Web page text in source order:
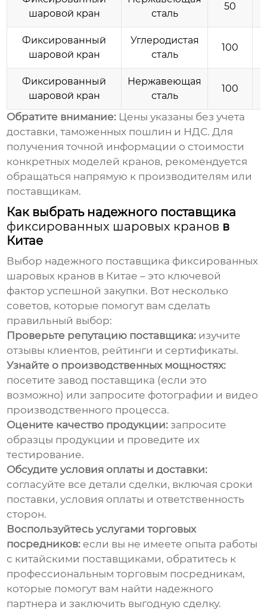
шаровой кран
сталь
50
Фиксированный
шаровой кран
Углеродистая
сталь
100
Фиксированный
шаровой кран
Нержавеющая
сталь
100
Обратите внимание: Цены указаны без учета
доставки, таможенных пошлин и НДС. Для
получения точной информации о стоимости
конкретных моделей кранов, рекомендуется
обращаться напрямую к производителям или
поставщикам.
Как выбрать надежного поставщика
фиксированных шаровых кранов в
Китае
Выбор надежного поставщика фиксированных
шаровых кранов в Китае – это ключевой
фактор успешной закупки. Вот несколько
советов, которые помогут вам сделать
правильный выбор:
Проверьте репутацию поставщика: изучите
отзывы клиентов, рейтинги и сертификаты.
Узнайте о производственных мощностях:
посетите завод поставщика (если это
возможно) или запросите фотографии и видео
производственного процесса.
Оцените качество продукции: запросите
образцы продукции и проведите их
тестирование.
Обсудите условия оплаты и доставки:
согласуйте все детали сделки, включая сроки
поставки, условия оплаты и ответственность
сторон.
Воспользуйтесь услугами торговых
посредников: если вы не имеете опыта работы
с китайскими поставщиками, обратитесь к
профессиональным торговым посредникам,
которые помогут вам найти надежного
партнера и заключить выгодную сделку.